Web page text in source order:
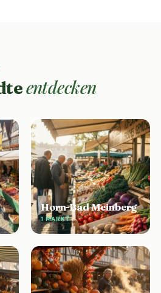
entdecken
Horn-Bad Meinberg
1 MARKT